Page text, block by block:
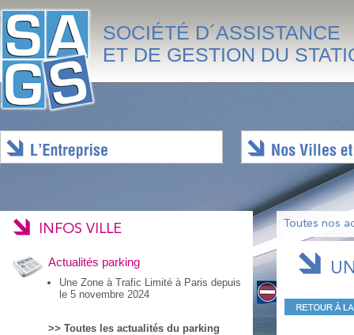
SOCIÉTÉ D´ASSISTANCE
ET DE GESTION DU
INFOS VILLE
Actualités parking
Une Zone à Trafic Limité à Paris depuis
le 5 novembre 2024
>> Toutes les actualités du parking
Toutes nos